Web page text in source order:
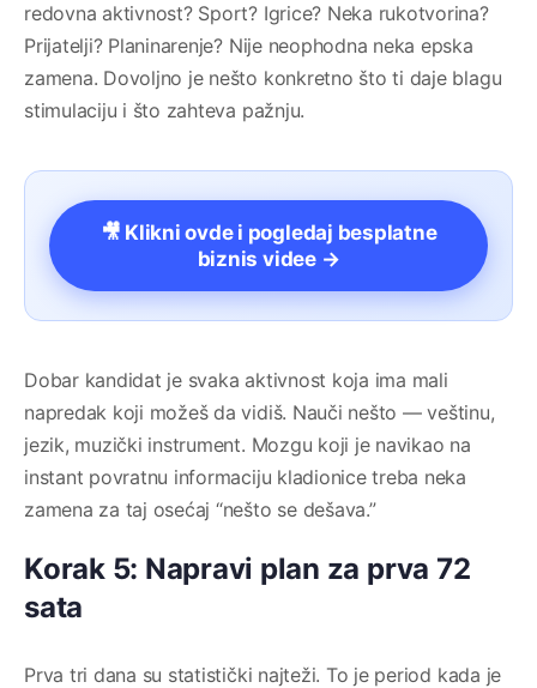
redovna aktivnost? Sport? Igrice? Neka rukotvorina?
Prijatelji? Planinarenje? Nije neophodna neka epska
zamena. Dovoljno je nešto konkretno što ti daje blagu
stimulaciju i što zahteva pažnju.
🎥 Klikni ovde i pogledaj besplatne
biznis videe →
Dobar kandidat je svaka aktivnost koja ima mali
napredak koji možeš da vidiš. Nauči nešto — veštinu,
jezik, muzički instrument. Mozgu koji je navikao na
instant povratnu informaciju kladionice treba neka
zamena za taj osećaj “nešto se dešava.”
Korak 5: Napravi plan za prva 72
sata
Prva tri dana su statistički najteži. To je period kada je